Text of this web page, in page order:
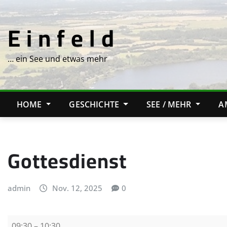
to
content
E i n f e l d
… ein See und etwas mehr
HOME GESCHICHTE SEE / MEHR
Gottesdienst
admin Nov. 12, 2025 0
G